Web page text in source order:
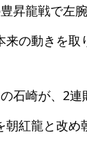
昇龍戦で左
来の動きを取
石崎が、2連
朝紅龍と改